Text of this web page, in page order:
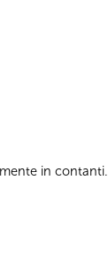
in contanti.